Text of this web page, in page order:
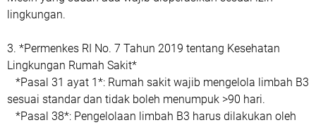
lingkungan.
3. *Permenkes RI No. 7 Tahun 2019 tentang Kesehatan
Lingkungan Rumah Sakit*
*Pasal 31 ayat 1*: Rumah sakit wajib mengelola limbah B3
sesuai standar dan tidak boleh menumpuk >90 hari.
*Pasal 38*: Pengelolaan limbah B3 harus dilakukan oleh